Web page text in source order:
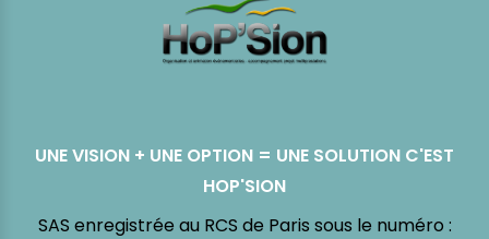
UNE VISION + UNE OPTION = UNE SOLUTION C'EST
HOP'SION
SAS enregistrée au RCS de Paris sous le numéro :